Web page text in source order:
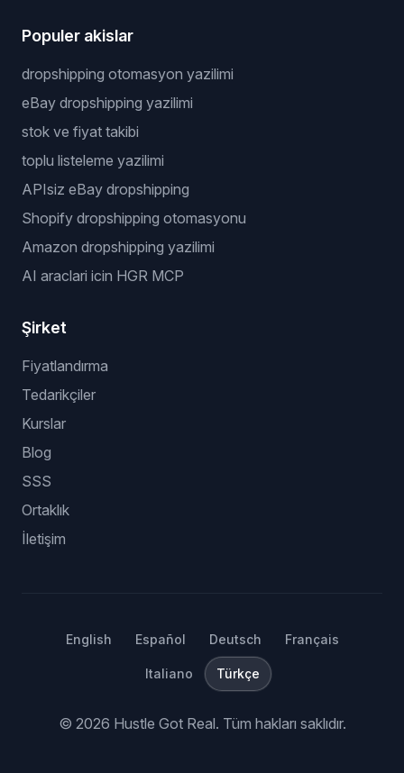
Populer akislar
dropshipping otomasyon yazilimi
eBay dropshipping yazilimi
stok ve fiyat takibi
toplu listeleme yazilimi
APIsiz eBay dropshipping
Shopify dropshipping otomasyonu
Amazon dropshipping yazilimi
AI araclari icin HGR MCP
Şirket
Fiyatlandırma
Tedarikçiler
Kurslar
Blog
SSS
Ortaklık
İletişim
English Español Deutsch Français
Italiano Türkçe
© 2026 Hustle Got Real. Tüm hakları saklıdır.